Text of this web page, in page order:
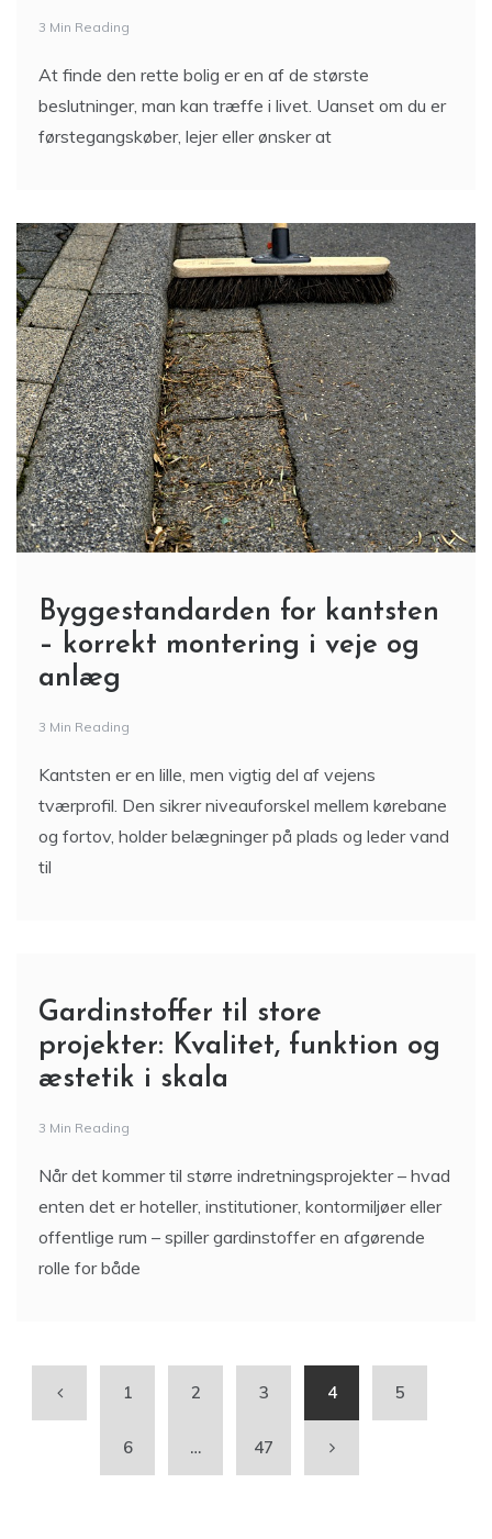
3 Min Reading
At finde den rette bolig er en af de største
beslutninger, man kan træffe i livet. Uanset om du er
førstegangskøber, lejer eller ønsker at
Byggestandarden for kantsten
– korrekt montering i veje og
anlæg
3 Min Reading
Kantsten er en lille, men vigtig del af vejens
tværprofil. Den sikrer niveauforskel mellem kørebane
og fortov, holder belægninger på plads og leder vand
til
Gardinstoffer til store
projekter: Kvalitet, funktion og
æstetik i skala
3 Min Reading
Når det kommer til større indretningsprojekter – hvad
enten det er hoteller, institutioner, kontormiljøer eller
offentlige rum – spiller gardinstoffer en afgørende
rolle for både
1 2 3 4 5
6 … 47